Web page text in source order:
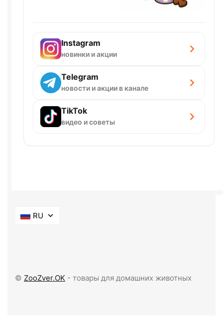
Instagram
новинки и акции
Telegram
новости и акции в канале
TikTok
видео и советы
RU
© ZooZver.OK - товары для домашних животных